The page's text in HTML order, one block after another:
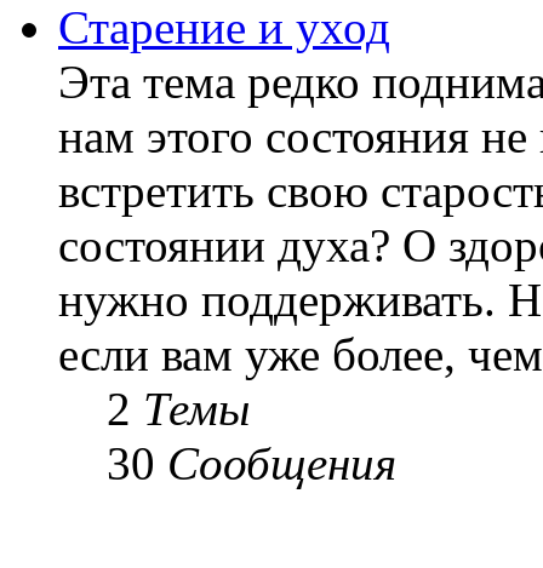
Старение и уход
Эта тема редко
нам этого состояния
встретить свою
состоянии духа? О
нужно поддерживать.
если вам уже более,
2 Темы
30 Сообщения